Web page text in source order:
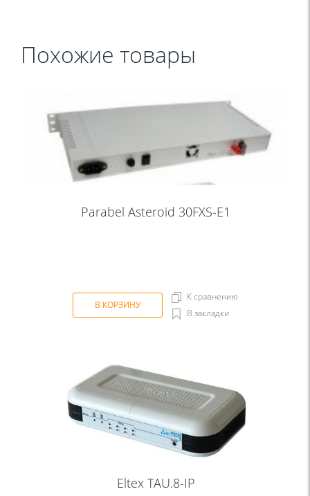
Похожие товары
Parabel Asteroid 30FXS-E1
В КОРЗИНУ
К сравнению
В закладки
Eltex TAU.8-IP